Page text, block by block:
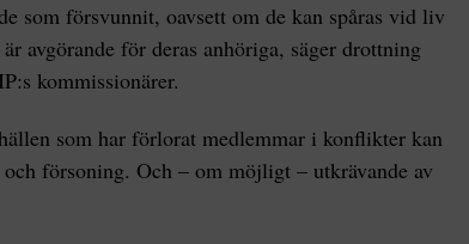
som försvunnit, oavsett om de kan spåras vid liv
avgörande för deras anhöriga, säger drottning
kommissionärer.
som har förlorat medlemmar i konflikter kan
försoning. Och – om möjligt – utkrävande av